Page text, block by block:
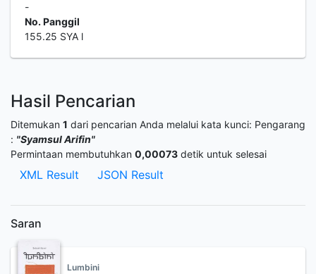
-
No. Panggil
155.25 SYA l
Hasil Pencarian
Ditemukan 1 dari pencarian Anda melalui kata kunci: Pengarang
: "Syamsul Arifin"
Permintaan membutuhkan 0,00073 detik untuk selesai
XML Result JSON Result
Saran
Lumbini